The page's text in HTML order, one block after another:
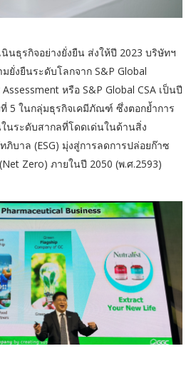
นธุรกิจอย่างยั่งยืน ส่งให้ปี 2023 บริษัทฯ
ยั่งยืนระดับโลกจาก S&P Global
หรือ S&P Global CSA เป็นปี
5 ในกลุ่มธุรกิจเคมีภัณฑ์ ซึ่งตอกย้ำการ
นระดับสากลที่โดดเด่นในด้านสิ่ง
บาล (ESG) มุ่งสู่การลดการปล่อยก๊าซ
Zero) ภายในปี 2050 (พ.ศ.2593)